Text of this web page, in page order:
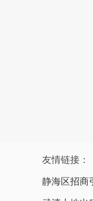
友情链接：
静海区招商